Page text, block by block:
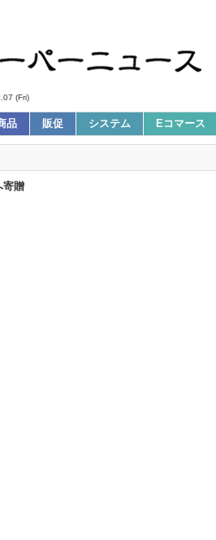
(Fri)
品 販促 システム Eコマース
寄贈